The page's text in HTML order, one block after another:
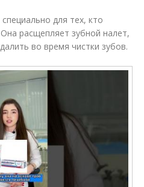
для тех, кто
расщепляет зубной налет,
во время чистки зубов.